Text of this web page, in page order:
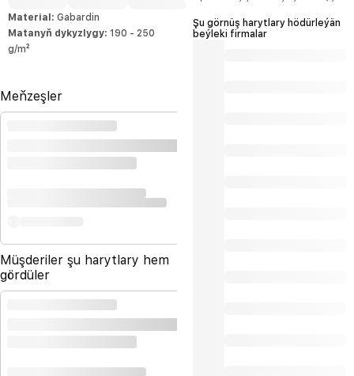
Material: Gabardin
Matanyň dykyzlygy: 190 - 250
g/m²
Meňzeşler
Müşderiler şu harytlary hem
gördüler
Şu görnüş harytlary hödürleýän
beýleki firmalar